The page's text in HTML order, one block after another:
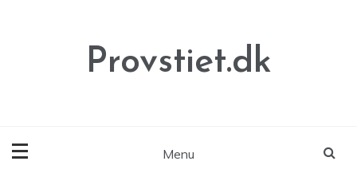
Provstiet.dk
Menu